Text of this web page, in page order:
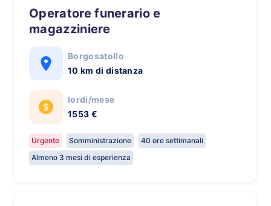
Operatore funerario e
magazziniere
Borgosatollo
10 km di distanza
lordi/mese
1553 €
Urgente Somministrazione
40 ore settimanali
Almeno 3 mesi di esperienza